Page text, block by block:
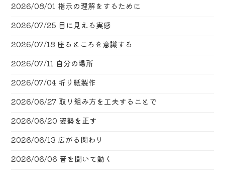
2026/08/01 指示の理解をするために
2026/07/25 目に見える実感
2026/07/18 座るところを意識する
2026/07/11 自分の場所
2026/07/04 折り紙製作
2026/06/27 取り組み方を工夫することで
2026/06/20 姿勢を正す
2026/06/13 広がる関わり
2026/06/06 音を聞いて動く